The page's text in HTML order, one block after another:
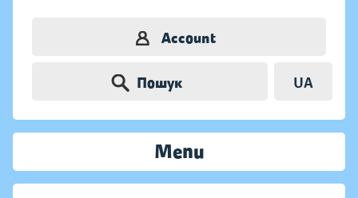
Account
Пошук UA
Menu